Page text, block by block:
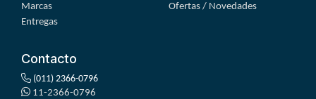
Marcas
Entregas
Ofertas / Novedades
Contacto
(011) 2366-0796
11-2366-0796